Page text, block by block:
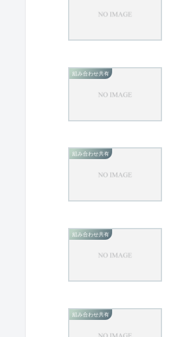
組み合わせ共有
組み合わせ共有
組み合わせ共有
組み合わせ共有